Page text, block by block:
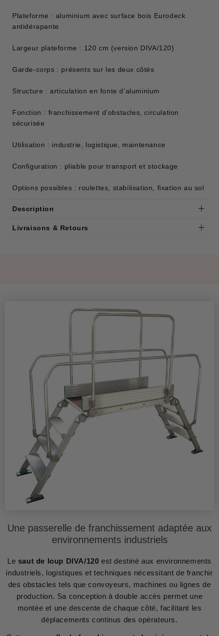
Plateforme : aluminium avec surface bois Eurodeck
antidérapante
Largeur plateforme : 120 cm (version DIVA/120)
Garde-corps : présents sur les deux côtés
Structure : articulation en fonte d’aluminium
Fonction : franchissement d’obstacles, circulation
sécurisée
Utilisation : industrie, logistique, maintenance
Configuration : pliable pour transport et stockage
Options possibles : roulettes, stabilisation, fixation au sol
Description
Livraisons & Retours
Une passerelle de franchissement adaptée aux
environnements industriels
Le saut de loup DIVA/120 est destiné aux environnements
industriels, logistiques et techniques nécessitant de franchir
des obstacles tels que convoyeurs, machines ou lignes de
production. Sa conception à double accès permet une
montée et une descente de chaque côté, facilitant les
déplacements continus des opérateurs.